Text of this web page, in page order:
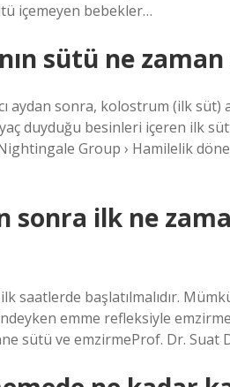
içemeyen bebekler…
sütü ne
aydan sonra, kolostrum (ilk
duyduğu besinleri içeren ilk
Group › Hamilelik
sonra ilk ne
saatlerde başlatılmalıdır.
emme refleksiyle
sütü ve emzirmeProf. Dr. Suat